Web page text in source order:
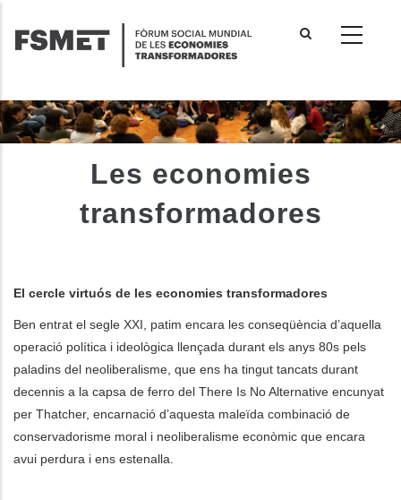
contingut
accions addicionals
Les economies
transformadores
El cercle virtuós de les economies transformadores
Ben entrat el segle XXI, patim encara les conseqüència d’aquella
operació política i ideològica llençada durant els anys 80s pels
paladins del neoliberalisme, que ens ha tingut tancats durant
decennis a la capsa de ferro del There Is No Alternative encunyat
per Thatcher, encarnació d’aquesta maleïda combinació de
conservadorisme moral i neoliberalisme econòmic que encara
avui perdura i ens estenalla.